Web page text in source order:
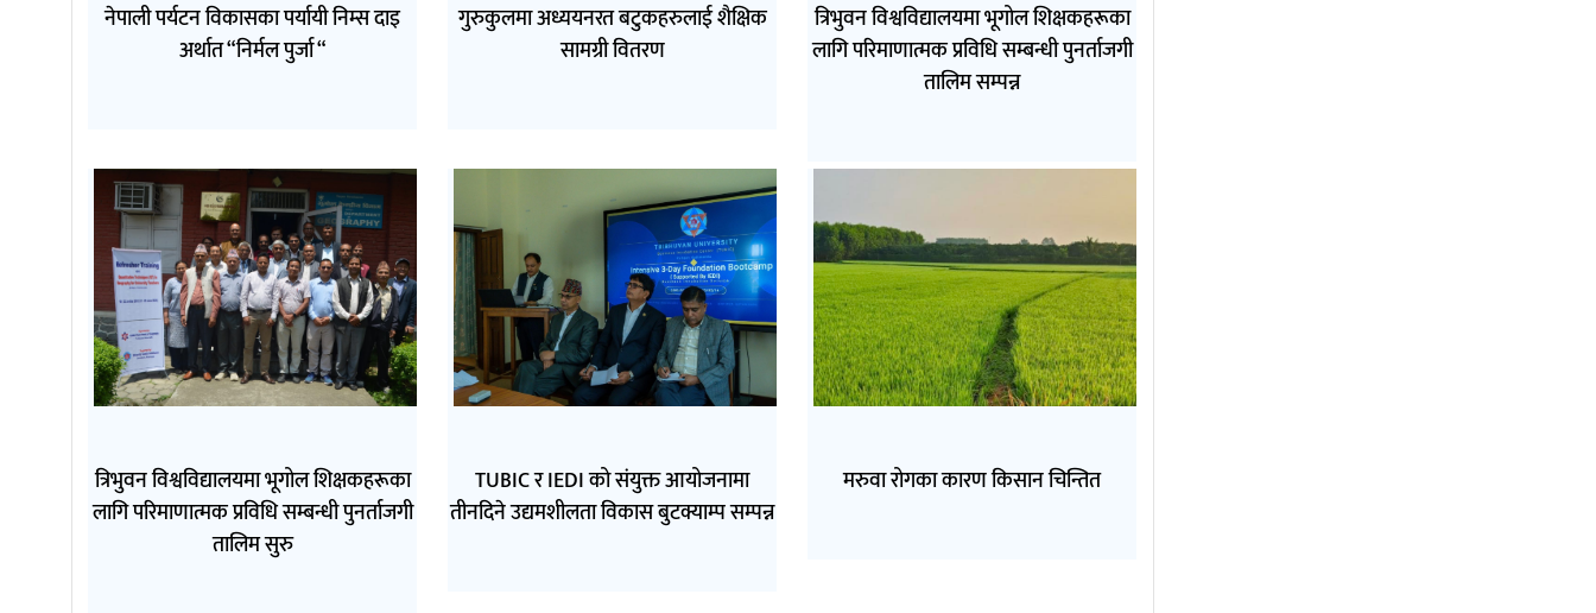
नेपाली पर्यटन विकासका पर्यायी निम्स दाइ
अर्थात “निर्मल पुर्जा “
गुरुकुलमा अध्ययनरत बटुकहरुलाई शैक्षिक
सामग्री वितरण
त्रिभुवन विश्वविद्यालयमा भूगोल शिक्षकहरूका
लागि परिमाणात्मक प्रविधि सम्बन्धी पुनर्ताजगी
तालिम सम्पन्न
त्रिभुवन विश्वविद्यालयमा भूगोल शिक्षकहरूका
लागि परिमाणात्मक प्रविधि सम्बन्धी पुनर्ताजगी
तालिम सुरु
TUBIC र IEDI को संयुक्त आयोजनामा
तीनदिने उद्यमशीलता विकास बुटक्याम्प सम्पन्न
मरुवा रोगका कारण किसान चिन्तित